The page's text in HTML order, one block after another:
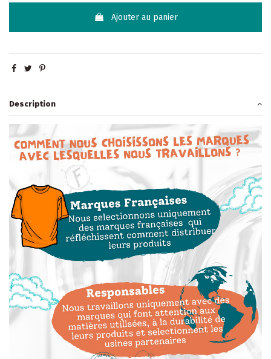
Ajouter au panier
Description